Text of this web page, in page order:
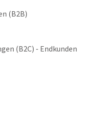
(B2B)
(B2C) - Endkunden